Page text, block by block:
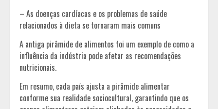
– As doenças cardíacas e os problemas de saúde
relacionados à dieta se tornaram mais comuns
A antiga pirâmide de alimentos foi um exemplo de como a
influência da indústria pode afetar as recomendações
nutricionais.
Em resumo, cada país ajusta a pirâmide alimentar
conforme sua realidade sociocultural, garantindo que os